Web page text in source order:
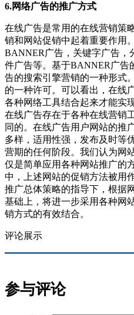
6.网络广告的推广方式
在线广告是常用的在线营销策
销和网站促销中起着重要作用
BANNER广告，关键字广告，
件广告等。基于BANNER广告
告的搜索引擎营销的一种形式
的一种许可。可以看出，在线
各种网络工具结合起来才能实
在线广告存在于各种在线营销
同的。在线广告用户网站的推
多样，适用性强，发布及时等
营期的任何阶段。我们认为网
仅是简单应用各种网站推广的
中，上述网站的促销方法被用
推广总体策略的指导下，根据
基础上，将进一步采用各种网
销方式的有效结合。
评论展示
参与评论